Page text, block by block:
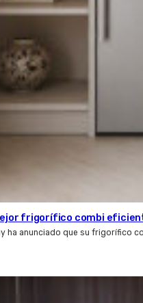
frigorífico combi
ha anunciado que su frigorífico